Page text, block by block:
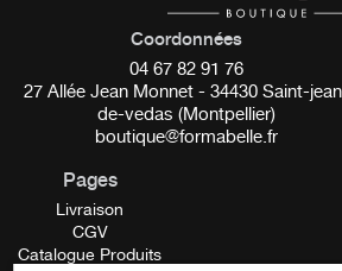
Il est Confortable, ergonomique et
HISTOIRE
L’application du masque de pierre
intégrante des anciennes médecines
chinoises, et furent transmises de
génération.
Coordonnées
04 67 82 91 76
27 Allée Jean Monnet - 34430 Saint-
de-vedas (Montpellier)
boutique@formabelle.fr
Pages
Livraison
CGV
Catalogue Produits